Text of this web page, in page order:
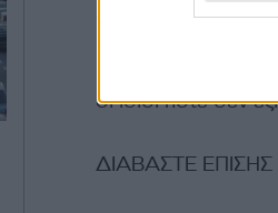
Ως πολωνικής
Πολωνία, είχαν
οι ίδιοι ποτέ δεν
ΔΙΑΒΑΣΤΕ ΕΠΙΣΗΣ